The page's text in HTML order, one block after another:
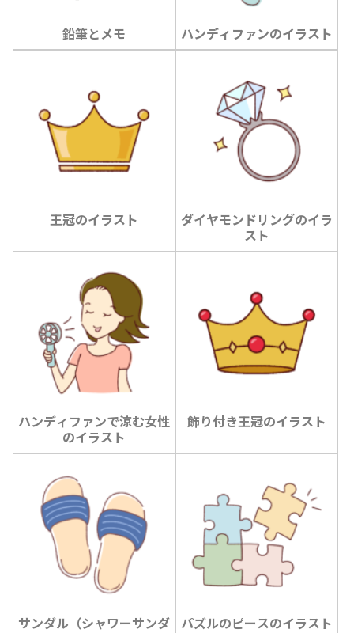
鉛筆とメモ ハンディファンのイラスト
王冠のイラスト
ダイヤモンドリングのイラ
スト
ハンディファンで涼む女性
のイラスト
飾り付き王冠のイラスト
サンダル（シャワーサンダ
パズルのピースのイラスト